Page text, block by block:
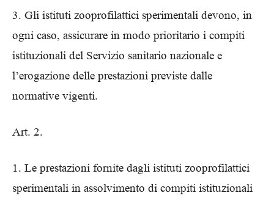
3. Gli istituti zooprofilattici sperimentali devono, in
ogni caso, assicurare in modo prioritario i compiti
istituzionali del Servizio sanitario nazionale e
l’erogazione delle prestazioni previste dalle
normative vigenti.
Art. 2.
1. Le prestazioni fornite dagli istituti zooprofilattici
sperimentali in assolvimento di compiti istituzionali